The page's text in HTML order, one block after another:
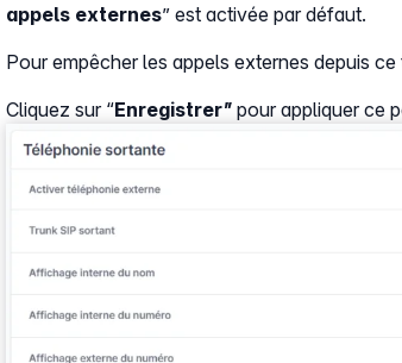
Show larger version
appels externes” est activée par défaut.
Pour empêcher les appels externes depuis
Cliquez sur “Enregistrer” pour appliquer ce